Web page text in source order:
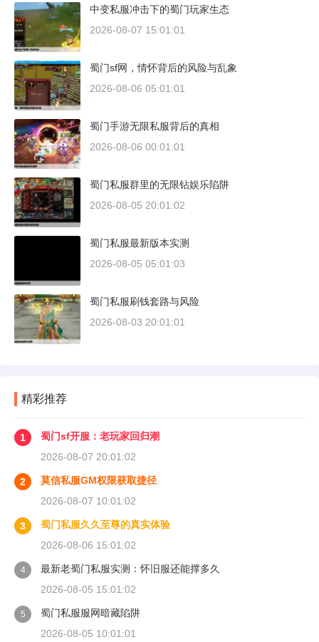
中变私服冲击下的蜀门玩家生态
2026-08-07 15:01:01
蜀门sf网，情怀背后的风险与乱象
2026-08-06 05:01:01
蜀门手游无限私服背后的真相
2026-08-06 00:01:01
蜀门私服群里的无限钻娱乐陷阱
2026-08-05 20:01:02
蜀门私服最新版本实测
2026-08-05 05:01:03
蜀门私服刷钱套路与风险
2026-08-03 20:01:01
精彩推荐
1
蜀门sf开服：老玩家回归潮
2026-08-07 20:01:02
2
莫信私服GM权限获取捷径
2026-08-07 10:01:02
3
蜀门私服久久至尊的真实体验
2026-08-06 15:01:02
4
最新老蜀门私服实测：怀旧服还能撑多久
2026-08-05 15:01:02
5
蜀门私服服网暗藏陷阱
2026-08-05 10:01:01